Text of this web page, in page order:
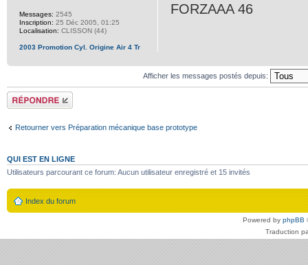
FORZAAA 46
Messages: 2545
Inscription: 25 Déc 2005, 01:25
Localisation: CLISSON (44)
2003 Promotion Cyl. Origine Air 4 Tr
Afficher les messages postés depuis:
Répondre
Retourner vers Préparation mécanique base prototype
QUI EST EN LIGNE
Utilisateurs parcourant ce forum: Aucun utilisateur enregistré et 15 invités
Index du forum
Powered by phpBB
Traduction